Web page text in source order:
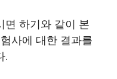
면 하기와 같이 본
사에 대한 결과를
.